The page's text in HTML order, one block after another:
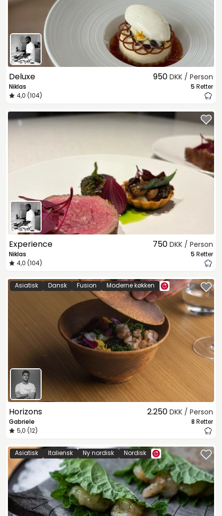
Deluxe
Niklas
4,0 (104)
950 DKK / Person
5 Retter
Experience
Niklas
4,0 (104)
750 DKK / Person
5 Retter
Asiatisk Dansk Fusion Moderne køkken
Horizons
Gabriele
5,0 (12)
2.250 DKK / Person
8 Retter
Asiatisk Italiensk Ny nordisk Nordisk